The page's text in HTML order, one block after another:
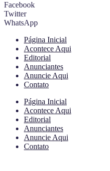
Facebook
Twitter
WhatsApp
Página Inicial
Acontece Aqui
Editorial
Anunciantes
Anuncie Aqui
Contato
Página Inicial
Acontece Aqui
Editorial
Anunciantes
Anuncie Aqui
Contato